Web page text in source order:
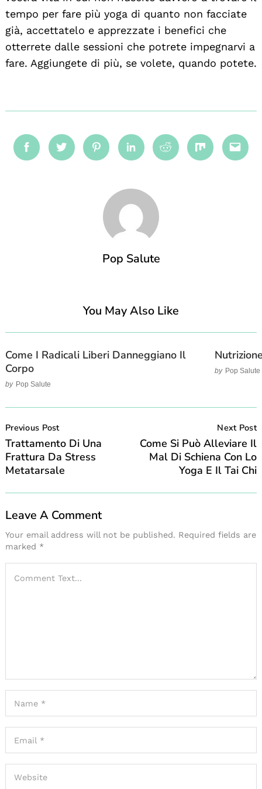
tempo per fare più yoga di quanto non facciate
già, accettatelo e apprezzate i benefici che
otterrete dalle sessioni che potrete impegnarvi a
fare. Aggiungete di più, se volete, quando potete.
FacebookTwitter PinterestLinkedinRedditMix
Pop Salute
You May Also Like
Come I Radicali Liberi Danneggiano Il
Corpo
by Pop Salute
by Pop Salute
Navigation
Previous Post
Trattamento Di Una
Frattura Da Stress
Metatarsale
Next Post
Come Si Può Alleviare Il
Mal Di Schiena Con Lo
Yoga E Il Tai Chi
Leave A Comment
Your email address will not be published. Required fields are
marked *